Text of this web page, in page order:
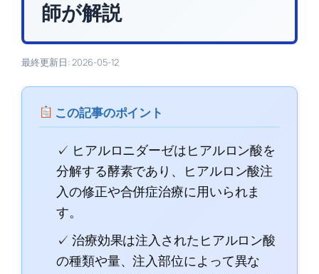
師が解説
最終更新日: 2026-05-12
この記事のポイント
✓ ヒアルロニダーゼはヒアルロン酸を
分解する酵素であり、ヒアルロン酸注
入の修正や合併症治療に用いられま
す。
✓ 治療効果は注入されたヒアルロン酸
の種類や量、注入部位によって異な